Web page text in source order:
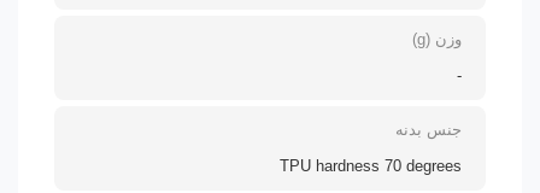
وزن (g)
-
جنس بدنه
TPU hardness 70 degrees